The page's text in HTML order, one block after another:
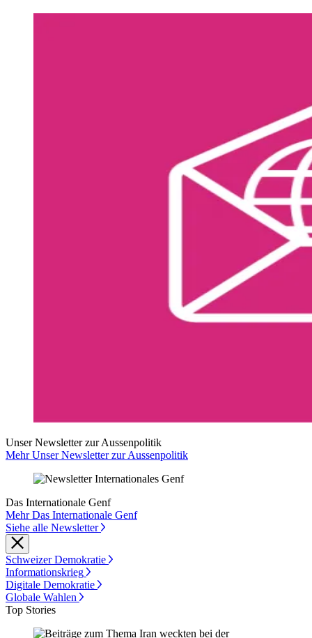
Unser Newsletter zur Aussenpolitik
Mehr Unser Newsletter zur Aussenpolitik
Das Internationale Genf
Mehr Das Internationale Genf
Siehe alle Newsletter
Schweizer Demokratie
Informationskrieg
Digitale Demokratie
Globale Wahlen
Top Stories